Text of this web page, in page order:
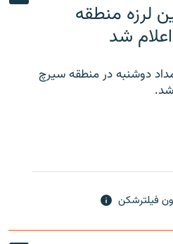
لرزه منطقه
دوشنبه در منطقه سیرچ
فیلترشکن